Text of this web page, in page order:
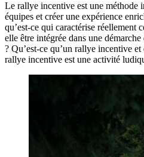
Le rallye incentive est une méthode
équipes et créer une expérience
qu’est-ce qui caractérise réellement
elle être intégrée dans une
? Qu’est-ce qu’un rallye incentive
rallye incentive est une activité